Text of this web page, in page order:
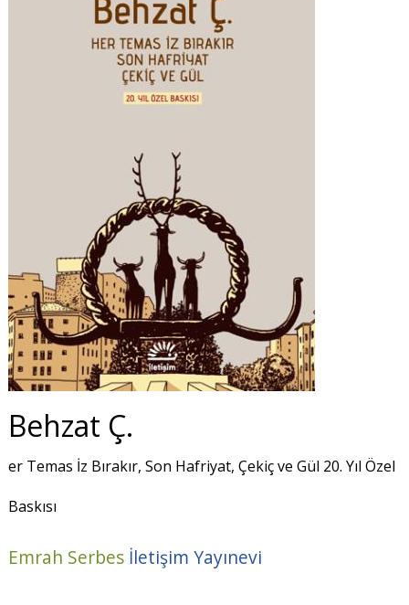
Behzat Ç.
er Temas İz Bırakır, Son Hafriyat, Çekiç ve Gül 20. Yıl Özel
Baskısı
Emrah Serbes İletişim Yayınevi